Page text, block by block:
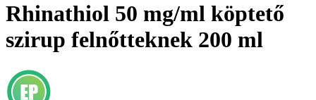
Rhinathiol 50 mg/ml köptető
szirup felnőtteknek 200 ml